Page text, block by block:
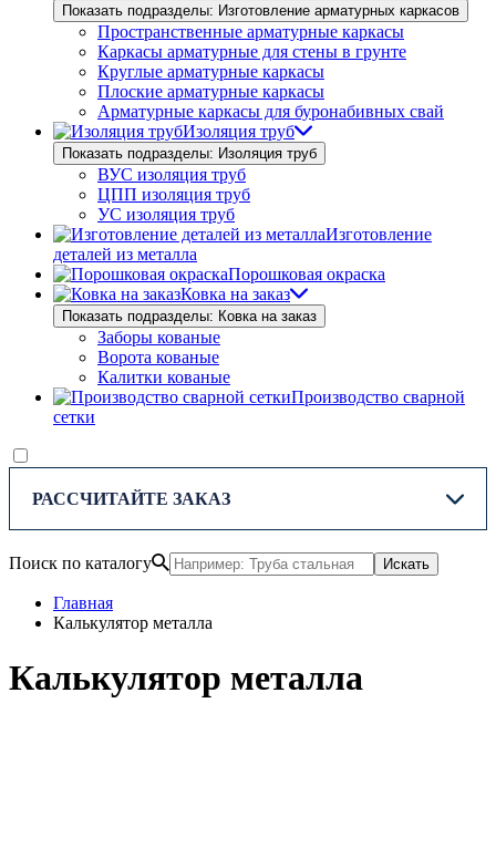
Показать подразделы: Изготовление арматурных каркасов
Пространственные арматурные каркасы
Каркасы арматурные для стены в грунте
Круглые арматурные каркасы
Плоские арматурные каркасы
Арматурные каркасы для буронабивных свай
Изоляция труб
Показать подразделы: Изоляция труб
ВУС изоляция труб
ЦПП изоляция труб
УС изоляция труб
Изготовление
деталей из металла
Порошковая окраска
Ковка на заказ
Показать подразделы: Ковка на заказ
Заборы кованые
Ворота кованые
Калитки кованые
Производство сварной
сетки
РАССЧИТАЙТЕ ЗАКАЗ
Поиск по каталогу Искать
Главная
Калькулятор металла
Калькулятор металла